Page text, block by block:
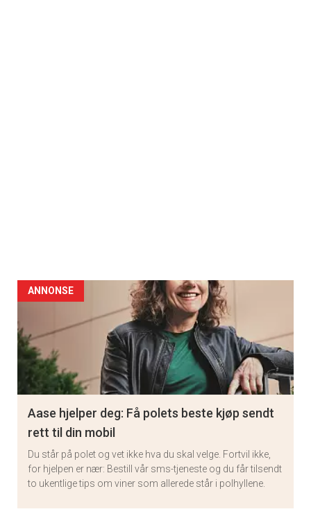
ANNONSE
Aase hjelper deg: Få polets beste kjøp sendt
rett til din mobil
Du står på polet og vet ikke hva du skal velge. Fortvil ikke,
for hjelpen er nær: Bestill vår sms-tjeneste og du får tilsendt
to ukentlige tips om viner som allerede står i polhyllene.